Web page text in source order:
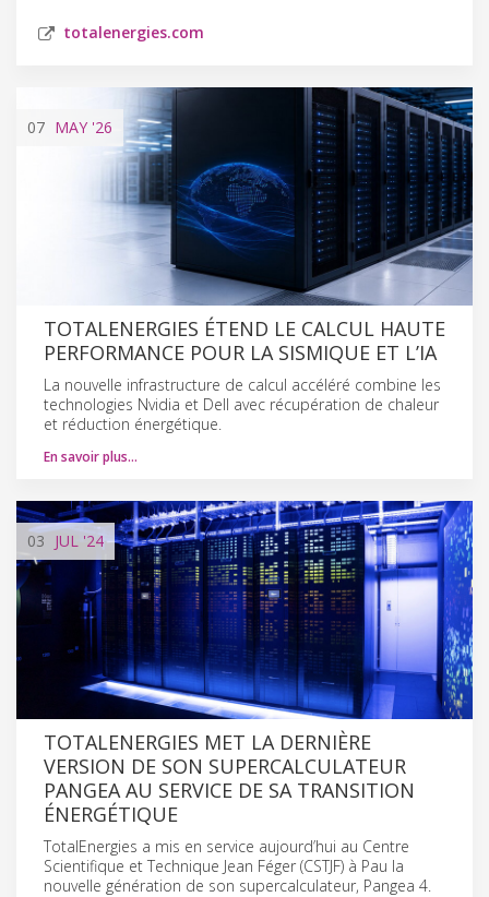
totalenergies.com
07 MAY '26
TOTALENERGIES ÉTEND LE CALCUL HAUTE
PERFORMANCE POUR LA SISMIQUE ET L’IA
La nouvelle infrastructure de calcul accéléré combine les
technologies Nvidia et Dell avec récupération de chaleur
et réduction énergétique.
En savoir plus…
03 JUL '24
TOTALENERGIES MET LA DERNIÈRE
VERSION DE SON SUPERCALCULATEUR
PANGEA AU SERVICE DE SA TRANSITION
ÉNERGÉTIQUE
TotalEnergies a mis en service aujourd’hui au Centre
Scientifique et Technique Jean Féger (CSTJF) à Pau la
nouvelle génération de son supercalculateur, Pangea 4.